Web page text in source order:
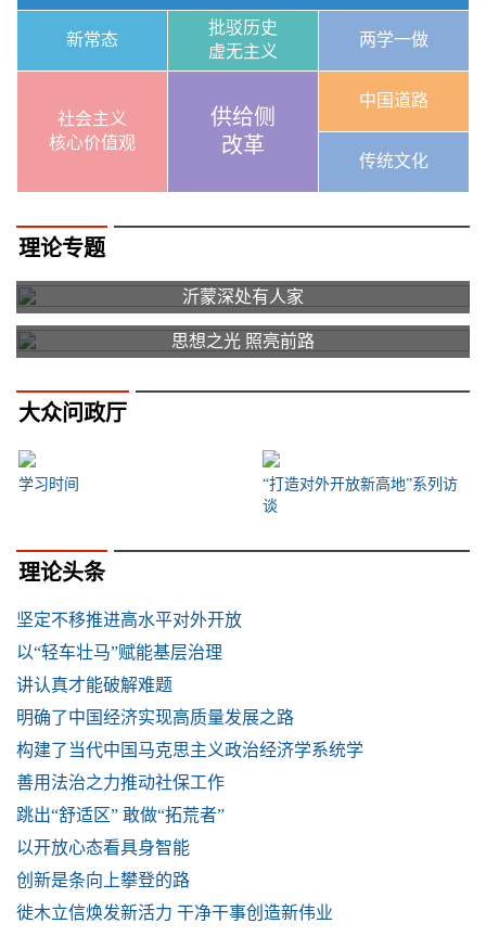
新常态
批驳历史
虚无主义
两学一做
社会主义
核心价值观
供给侧
改革
中国道路
传统文化
理论专题
沂蒙深处有人家
思想之光 照亮前路
大众问政厅
学习时间
“打造对外开放新高地”系列访
谈
理论头条
坚定不移推进高水平对外开放
以“轻车壮马”赋能基层治理
讲认真才能破解难题
明确了中国经济实现高质量发展之路
构建了当代中国马克思主义政治经济学系统学
善用法治之力推动社保工作
跳出“舒适区” 敢做“拓荒者”
以开放心态看具身智能
创新是条向上攀登的路
徙木立信焕发新活力 干净干事创造新伟业